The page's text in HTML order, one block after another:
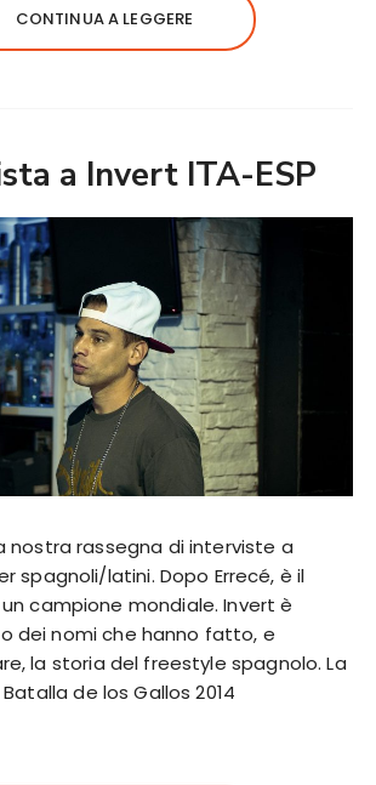
CONTINUA A LEGGERE
a Invert ITA-ESP
nostra rassegna di interviste a
spagnoli/latini. Dopo Errecé, è il
campione mondiale. Invert è
dei nomi che hanno fatto, e
la storia del freestyle spagnolo. La
de los Gallos 2014